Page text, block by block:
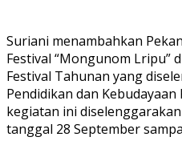
Suriani menambahkan
Festival “Mongunom Lripu”
Festival Tahunan yang
Pendidikan dan
kegiatan ini
tanggal 28 September